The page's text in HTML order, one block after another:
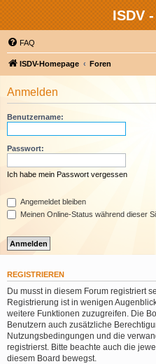
ISDV
FAQ
ISDV-Homepage Foren
Anmelden
Benutzername:
Passwort:
Ich habe mein Passwort vergessen
Angemeldet bleiben
Meinen Online-Status während dieser
REGISTRIEREN
Du musst in diesem Forum registriert
Registrierung ist in wenigen
weitere Funktionen zuzugreifen. Die
Benutzern auch zusätzliche
Nutzungsbedingungen und die
registrierst. Bitte beachte auch die
diesem Board bewegst.